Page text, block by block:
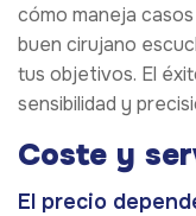
cómo maneja
buen cirujano
tus objetivos. El
sensibilidad y
Coste y
El precio